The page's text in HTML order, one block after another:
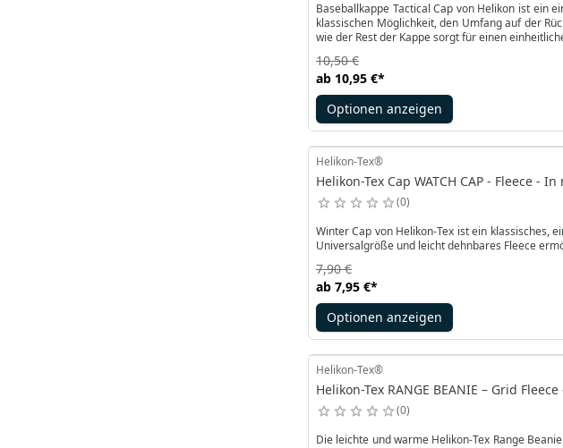
Baseballkappe Tactical Cap von Helikon ist ein
klassischen Möglichkeit, den Umfang auf der
wie der Rest der Kappe sorgt für einen
ab 10,95 €*
10,50 €
Optionen anzeigen
Helikon-Tex®
Helikon-Tex Cap WATCH CAP - Fleece -
0
Winter Cap von Helikon-Tex ist ein klassisches,
Universalgröße und leicht dehnbares Fleece
ab 7,95 €*
7,90 €
Optionen anzeigen
Helikon-Tex®
Helikon-Tex RANGE BEANIE – Grid
0
Die leichte und warme Helikon-Tex Range